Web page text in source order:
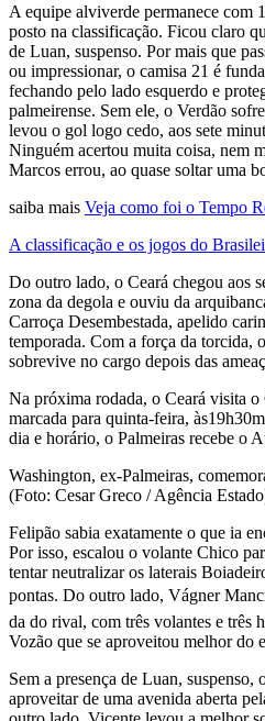
A equipe alviverde permanece com
posto na classificação. Ficou claro
de Luan, suspenso. Por mais que
ou impressionar, o camisa 21 é
fechando pelo lado esquerdo e
palmeirense. Sem ele, o Verdão
levou o gol logo cedo, aos sete
Ninguém acertou muita coisa, nem
Marcos errou, ao quase soltar uma
saiba mais Veja como foi o Tempo
A classificação e os jogos do
Do outro lado, o Ceará chegou aos
zona da degola e ouviu da
Carroça Desembestada, apelido
temporada. Com a força da torcida,
sobrevive no cargo depois das
Na próxima rodada, o Ceará visita o
marcada para quinta-feira,
dia e horário, o Palmeiras recebe o
Washington, ex-Palmeiras,
(Foto: Cesar Greco / Agência
Felipão sabia exatamente o que ia
Por isso, escalou o volante Chico
tentar neutralizar os laterais
pontas. Do outro lado, Vágner
da do rival, com três volantes e três
Vozão que se aproveitou melhor do
Sem a presença de Luan,
aproveitar de uma avenida aberta